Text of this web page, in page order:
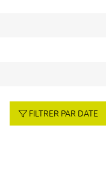
FILTRER PAR DATE